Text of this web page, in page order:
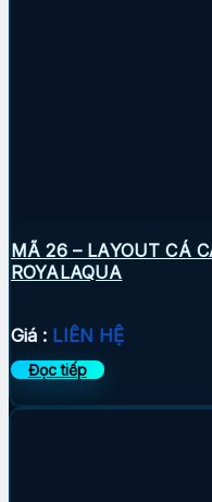
MÃ 26 – LAYOUT CÁ
ROYALAQUA
Giá : LIÊN HỆ
Đọc tiếp